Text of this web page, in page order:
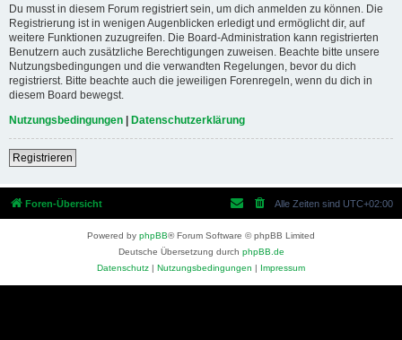
Du musst in diesem Forum registriert sein, um dich anmelden zu können. Die
Registrierung ist in wenigen Augenblicken erledigt und ermöglicht dir, auf
weitere Funktionen zuzugreifen. Die Board-Administration kann registrierten
Benutzern auch zusätzliche Berechtigungen zuweisen. Beachte bitte unsere
Nutzungsbedingungen und die verwandten Regelungen, bevor du dich
registrierst. Bitte beachte auch die jeweiligen Forenregeln, wenn du dich in
diesem Board bewegst.
Nutzungsbedingungen | Datenschutzerklärung
Registrieren
Foren-Übersicht Alle Zeiten sind UTC+02:00
Powered by phpBB® Forum Software © phpBB Limited
Deutsche Übersetzung durch phpBB.de
Datenschutz | Nutzungsbedingungen | Impressum